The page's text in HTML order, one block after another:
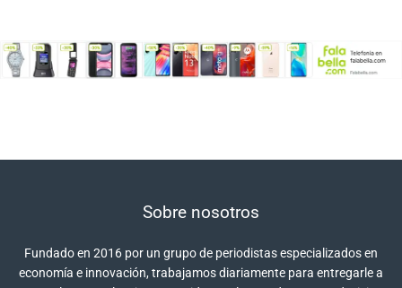
Sobre nosotros
Fundado en 2016 por un grupo de periodistas especializados en
economía e innovación, trabajamos diariamente para entregarle a